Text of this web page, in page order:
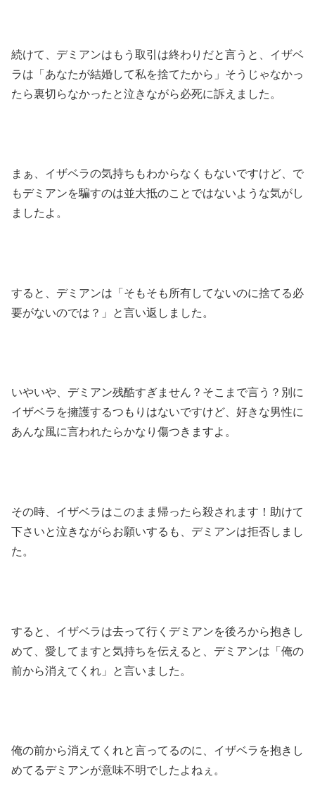
続けて、デミアンはもう取引は終わりだと言うと、イザベ
ラは「あなたが結婚して私を捨てたから」そうじゃなかっ
たら裏切らなかったと泣きながら必死に訴えました。
まぁ、イザベラの気持ちもわからなくもないですけど、で
もデミアンを騙すのは並大抵のことではないような気がし
ましたよ。
すると、デミアンは「そもそも所有してないのに捨てる必
要がないのでは？」と言い返しました。
いやいや、デミアン残酷すぎません？そこまで言う？別に
イザベラを擁護するつもりはないですけど、好きな男性に
あんな風に言われたらかなり傷つきますよ。
その時、イザベラはこのまま帰ったら殺されます！助けて
下さいと泣きながらお願いするも、デミアンは拒否しまし
た。
すると、イザベラは去って行くデミアンを後ろから抱きし
めて、愛してますと気持ちを伝えると、デミアンは「俺の
前から消えてくれ」と言いました。
俺の前から消えてくれと言ってるのに、イザベラを抱きし
めてるデミアンが意味不明でしたよねぇ。